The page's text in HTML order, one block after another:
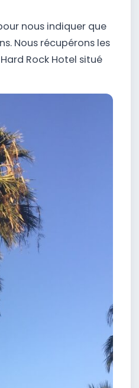
nous indiquer que
Nous récupérons les
Rock Hotel situé